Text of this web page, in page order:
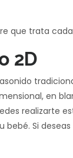
que trata
2D
en
realizarte
bebé. Si